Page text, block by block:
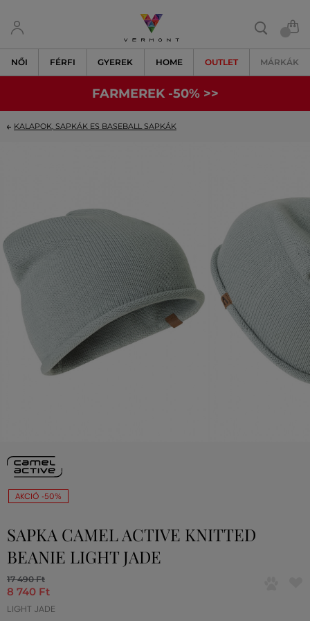
NŐI FÉRFI GYEREK HOME OUTLET MÁRKÁK
FARMEREK -50% >>
KALAPOK, SAPKÁK ES BASEBALL SAPKÁK
AKCIÓ -50%
SAPKA CAMEL ACTIVE KNITTED
BEANIE LIGHT JADE
17 490 Ft
8 740 Ft
LIGHT JADE